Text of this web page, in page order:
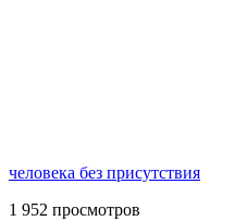
человека без присутствия
1 952 просмотров